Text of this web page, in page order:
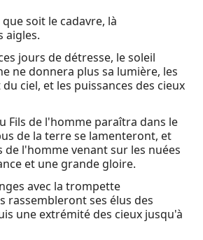
soit le cadavre, là
aigles.
jours de détresse, le soleil
ne donnera plus sa lumière, les
ciel, et les puissances des cieux
Fils de l'homme paraîtra dans le
de la terre se lamenteront, et
de l'homme venant sur les nuées
et une grande gloire.
avec la trompette
rassembleront ses élus des
une extrémité des cieux jusqu'à